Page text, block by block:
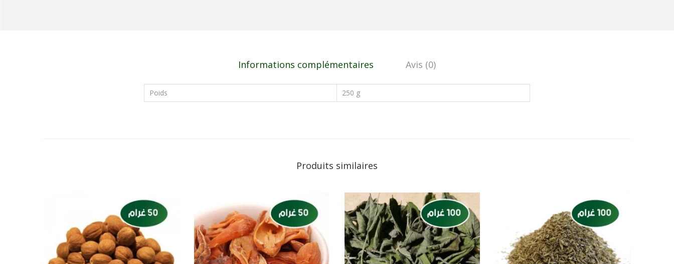
Informations complémentaires Avis (0)
Poids 250 g
Produits similaires